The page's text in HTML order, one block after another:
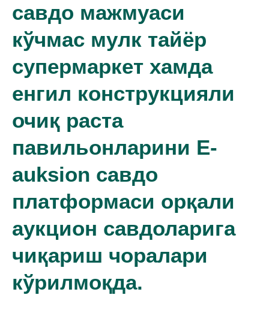
савдо мажмуаси
кўчмас мулк тайёр
супермаркет хамда
енгил конструкцияли
очиқ раста
павильонларини E-
auksion савдо
платформаси орқали
аукцион савдоларига
чиқариш чоралари
кўрилмоқда.